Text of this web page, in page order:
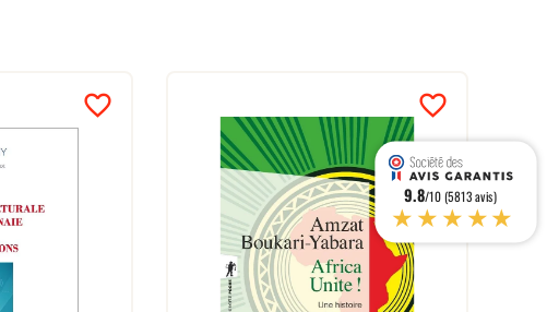
favorite_border favorite_border
9.8/10 (5813 avis)
★★★★★